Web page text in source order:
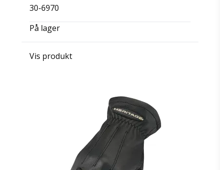
30-6970
På lager
Vis produkt